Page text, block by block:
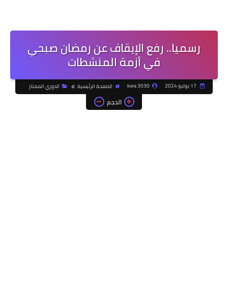
رسميا.. رفع الإيقاف عن رمضان صبحي
في أزمة المنشطات
kora 3030 الصفحة الرئيسية الدوري الممتاز
الحجم